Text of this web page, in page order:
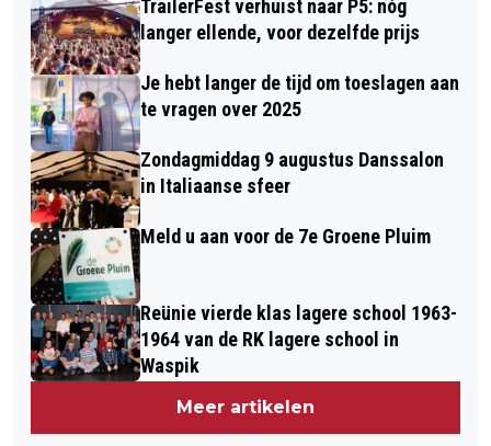
SCHELLEBOOM
OPEN OVER SALARIS: RUIM TWEE
DERDE WEET WAT COLLEGA VERDIENT
TrailerFest verhuist naar P5: nóg
langer ellende, voor dezelfde prijs
Je hebt langer de tijd om toeslagen aan
te vragen over 2025
Zondagmiddag 9 augustus Danssalon
in Italiaanse sfeer
Meld u aan voor de 7e Groene Pluim
Reünie vierde klas lagere school 1963-
1964 van de RK lagere school in
Waspik
Meer artikelen